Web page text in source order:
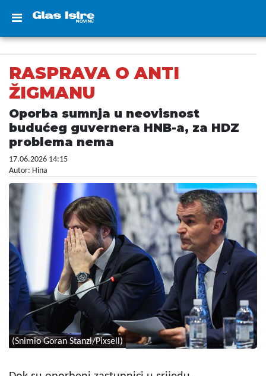
RASPRAVA O ANTI
ŽIGMANU
Oporba sumnja u neovisnost
budućeg guvernera HNB-a, za HDZ
problema nema
17.06.2026 14:15
Autor: Hina
(Snimio Goran Stanzl/Pixsell)